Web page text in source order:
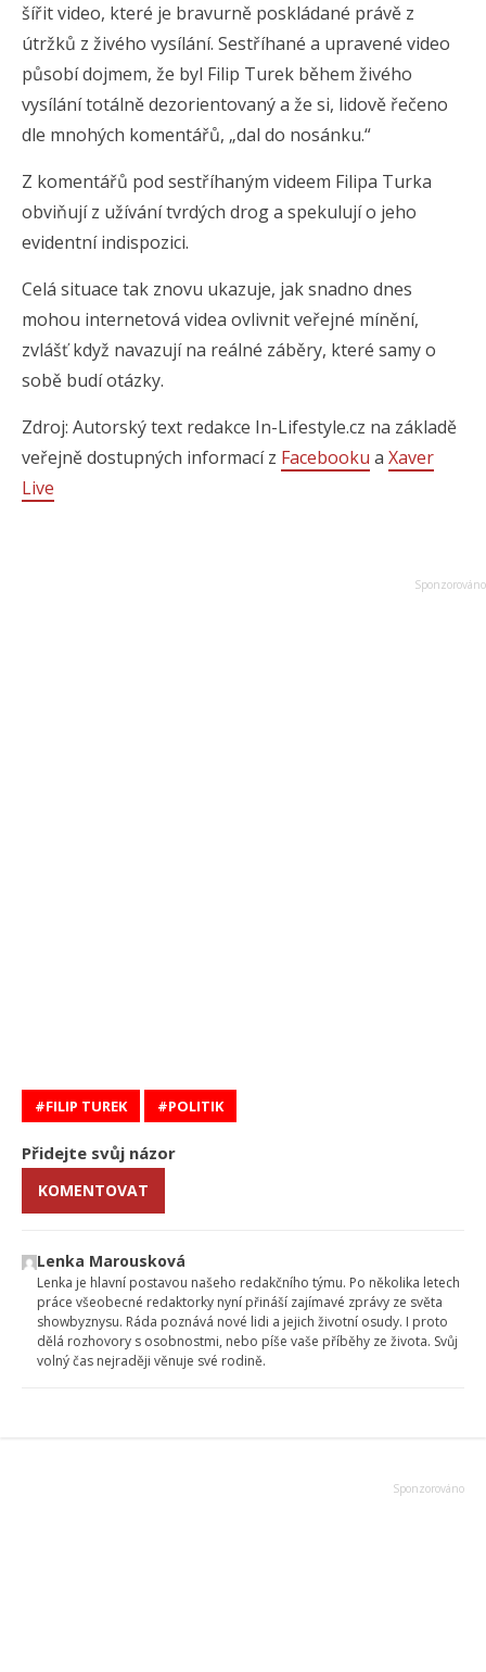
šířit video, které je bravurně poskládané právě z
útržků z živého vysílání. Sestříhané a upravené video
působí dojmem, že byl Filip Turek během živého
vysílání totálně dezorientovaný a že si, lidově řečeno
dle mnohých komentářů, „dal do nosánku.“
Z komentářů pod sestříhaným videem Filipa Turka
obviňují z užívání tvrdých drog a spekulují o jeho
evidentní indispozici.
Celá situace tak znovu ukazuje, jak snadno dnes
mohou internetová videa ovlivnit veřejné mínění,
zvlášť když navazují na reálné záběry, které samy o
sobě budí otázky.
Zdroj: Autorský text redakce In-Lifestyle.cz na základě
veřejně dostupných informací z Facebooku a Xaver
Live
FILIP TUREK POLITIK
Přidejte svůj názor
KOMENTOVAT
Lenka Marousková
Lenka je hlavní postavou našeho redakčního týmu. Po několika letech
práce všeobecné redaktorky nyní přináší zajímavé zprávy ze světa
showbyznysu. Ráda poznává nové lidi a jejich životní osudy. I proto
dělá rozhovory s osobnostmi, nebo píše vaše příběhy ze života. Svůj
volný čas nejraději věnuje své rodině.